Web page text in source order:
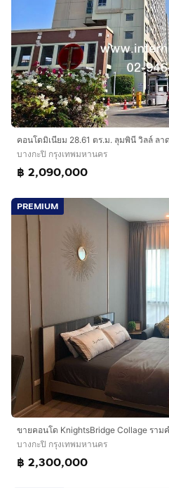
บางกะปิ กรุงเทพมหานคร
฿ 2,090,000
PREMIUM
บางกะปิ กรุงเทพมหานคร
฿ 2,300,000